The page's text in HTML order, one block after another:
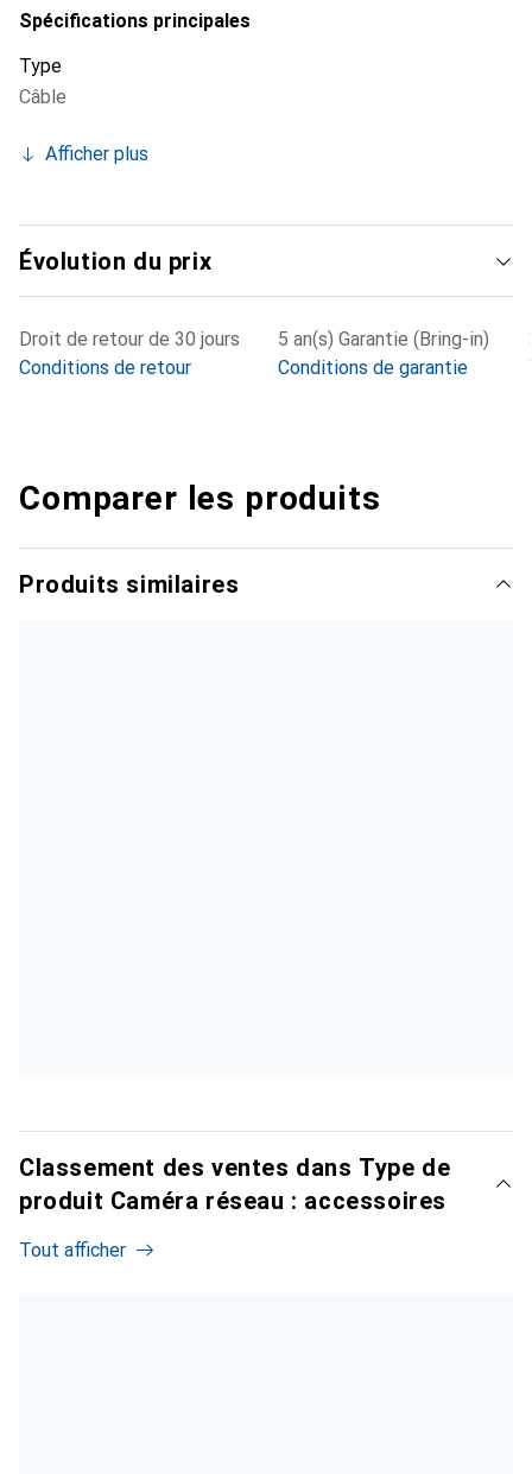
autoroutes, dans les universités, dans le système
bancaires. L'ensemble de la chaîne de valeur d'Axis, de la
recherche et développement à la production en passant
l'entreprise.
Spécifications principales
Type
Câble
Afficher plus
Évolution du prix
Droit de retour de 30 jours
Conditions de retour
5 an(s) Garantie (Bring-in)
Conditions de garantie
Comparer les produits
Produits similaires
Classement des ventes dans Type de
produit Caméra réseau : accessoires
Tout afficher